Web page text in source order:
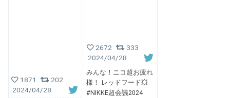
1871
202
2024/04/28
2672
333
2024/04/28
みんな！ニコ超お疲れ
様！ レッドフード💥
#NIKKE超会議2024